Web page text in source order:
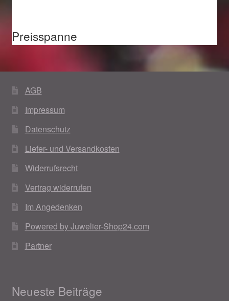
Preisspanne
AGB
Impressum
Datenschutz
Liefer- und Versandkosten
Widerrufsrecht
Vertrag widerrufen
Im Angedenken
Powered by Juwelier-Shop24.com
Partner
Neueste Beiträge